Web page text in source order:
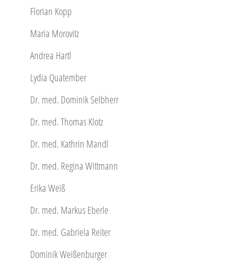
Florian Kopp
Maria Morovitz
Andrea Hartl
Lydia Quatember
Dr. med. Dominik Selbherr
Dr. med. Thomas Klotz
Dr. med. Kathrin Mandl
Dr. med. Regina Wittmann
Erika Weiß
Dr. med. Markus Eberle
Dr. med. Gabriela Reiter
Dominik Weißenburger